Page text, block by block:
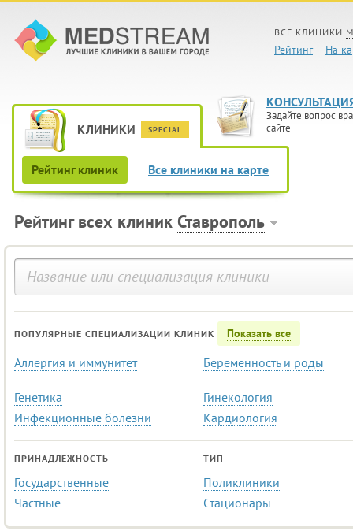
ВСЕ КЛИНИКИ
Рейтинг На
КЛИНИКИ SPECIAL
Задайте вопрос
сайте
Рейтинг клиник Все клиники на карте
Рейтинг всех клиник Ставрополь
ПОПУЛЯРНЫЕ СПЕЦИАЛИЗАЦИИ КЛИНИК Показать все
Аллергия и иммунитет Беременность и роды
Генетика
Гинекология
Инфекционные болезни
Кардиология
ПРИНАДЛЕЖНОСТЬ
Государственные
Частные
ТИП
Поликлиники
Стационары